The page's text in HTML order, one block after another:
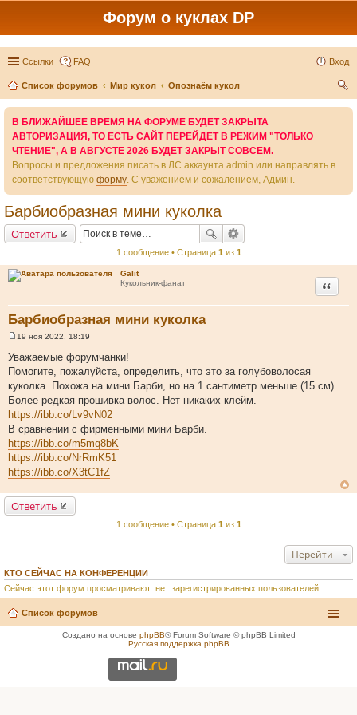
Форум о куклах DP
Ссылки FAQ Вход
Список форумов Мир кукол
Опознаём кукол
В БЛИЖАЙШЕЕ ВРЕМЯ НА ФОРУМЕ БУДЕТ ЗАКРЫТА
АВТОРИЗАЦИЯ, ТО ЕСТЬ САЙТ ПЕРЕЙДЕТ В РЕЖИМ "ТОЛЬКО
ЧТЕНИЕ", А В АВГУСТЕ 2026 БУДЕТ ЗАКРЫТ СОВСЕМ.
Вопросы и предложения писать в ЛС аккаунта admin или направлять в
соответствующую форму. С уважением и сожалением, Админ.
Барбиобразная мини куколка
Ответить
1 сообщение • Страница 1 из 1
Galit
Кукольник-фанат
Барбиобразная мини куколка
Цитата
о
б
е
н
и
е
19 ноя 2022, 18:19
Уважаемые форумчанки!
Помогите, пожалуйста, определить, что это за голубоволосая
куколка. Похожа на мини Барби, но на 1 сантиметр меньше (15 см).
Более редкая прошивка волос. Нет никаких клейм.
https://ibb.co/Lv9vN02
В сравнении с фирменными мини Барби.
https://ibb.co/m5mq8bK
https://ibb.co/NrRmK51
https://ibb.co/X3tC1fZ
Ответить
1 сообщение • Страница 1 из 1
Перейти
КТО СЕЙЧАС НА КОНФЕРЕНЦИИ
Сейчас этот форум просматривают: нет зарегистрированных пользователей
Список форумов
Создано на основе phpBB® Forum Software © phpBB Limited
Русская поддержка phpBB